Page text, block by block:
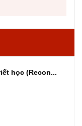
học (Recon...